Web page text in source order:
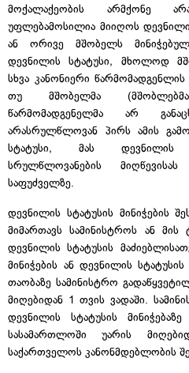
მოქალაქეობის არმქონე
უფლებამოსილია მიიღოს
ან ორივე მშობელს
დევნილის სტატუსი, მხოლოდ
სხვა კანონიერი
თუ მშობელმა
წარმომადგენელმა არ
არასრულწლოვან პირს ამის
სტატუსი, მას დევნილის
სრულწლოვანების
საფუძველზე.
დევნილის სტატუსის მინიჭების
მიმართავს სამინისტროს ან
დევნილის სტატუსის
მინიჭების ან დევნილის
თაობაზე სამინისტრო
მიღებიდან 1 თვის ვადაში.
დევნილის სტატუსის
სასამართლოში უარის
საქართველოს კანონმდებლობის